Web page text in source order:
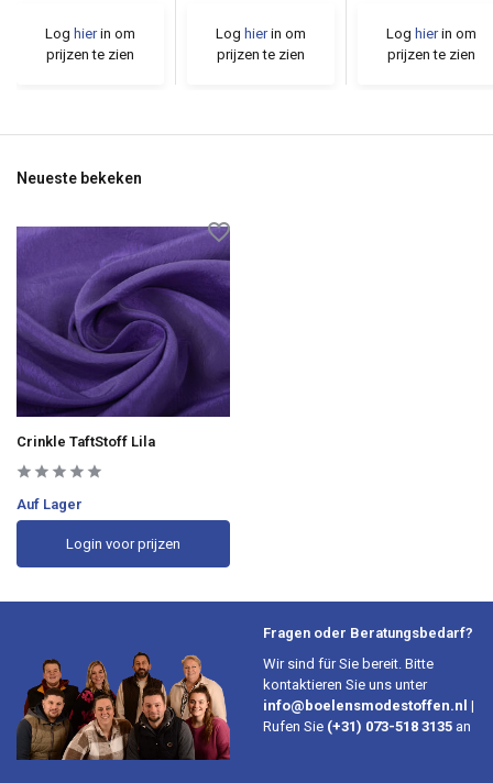
Log hierin om
prijzen te zien
Log hierin om
prijzen te zien
Log hierin om
prijzen te zien
Neueste bekeken
Crinkle TaftStoff Lila
Auf Lager
Login voor prijzen
Fragen oder Beratungsbedarf?
Wir sind für Sie bereit. Bitte
kontaktieren Sie uns unter
info@boelensmodestoffen.nl |
Rufen Sie (+31) 073-518 3135 an